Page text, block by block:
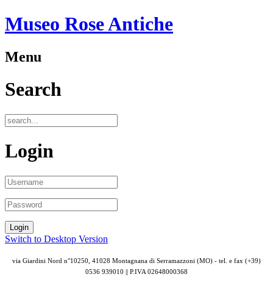
Museo Rose Antiche
Menu
Search
Login
Switch to Desktop Version
via Giardini Nord n°10250, 41028 Montagnana di Serramazzoni (MO) - tel. e fax (+39)
0536 939010 || P.IVA 02648000368